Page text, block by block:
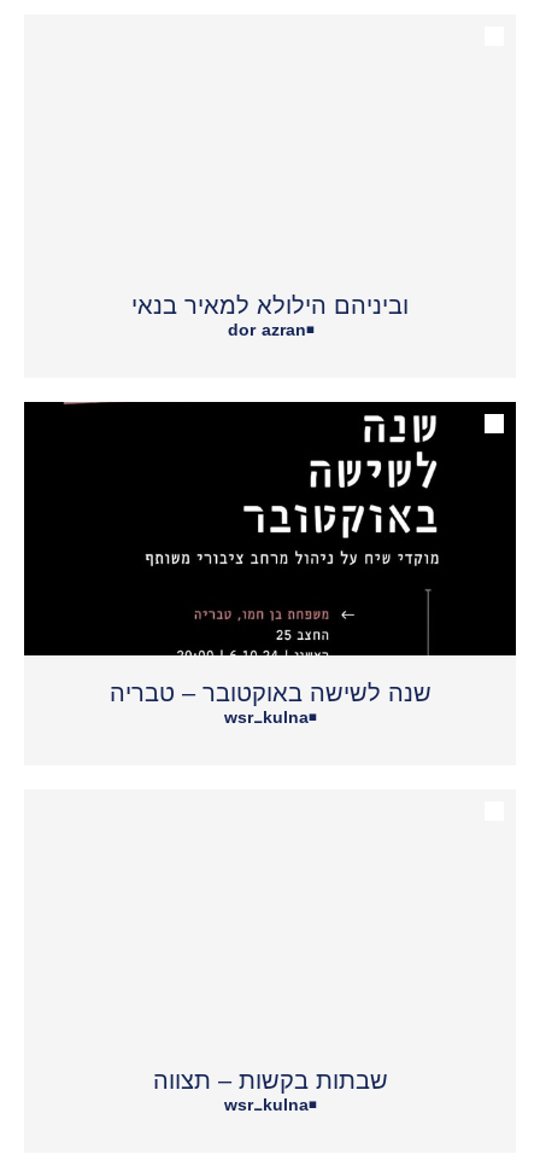
וביניהם הילולא למאיר בנאי
•
dor azran
שנה לשישה באוקטובר – טבריה
•
wsr_kulna
שבתות בקשות – תצווה
•
wsr_kulna